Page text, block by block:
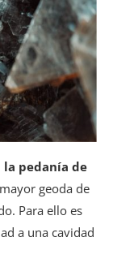
la pedanía de
geoda de
Para ello es
a una cavidad